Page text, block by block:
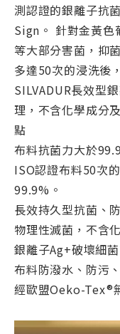
測認證的銀離子抗
Sign。 針對金黃色
等大部分害菌，抑
多達50次的浸洗後
SILVADUR長效型
理，不含化學成分
點
布料抗菌力大於
ISO認證布料50次
99.9%。
長效持久型抗菌、
物理性滅菌，不含
銀離子Ag+破壞細
布料防潑水、防污
經歐盟Oeko-Tex®